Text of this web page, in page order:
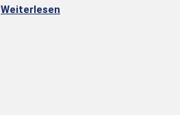
Weiterlesen